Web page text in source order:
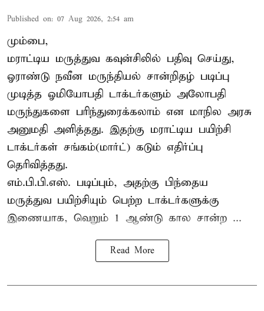
Published on: 07 Aug 2026, 2:54 am
மும்பை,
மராட்டிய மருத்துவ கவுன்சிலில் பதிவு செய்து,
ஓராண்டு நவீன மருந்தியல் சான்றிதழ் படிப்பு
முடித்த ஓமியோபதி டாக்டர்களும் அலோபதி
மருந்துகளை பரிந்துரைக்கலாம் என மாநில அரசு
அனுமதி அளித்தது. இதற்கு மராட்டிய பயிற்சி
டாக்டர்கள் சங்கம்(மார்ட்) கடும் எதிர்ப்பு
தெரிவித்தது.
எம்.பி.பி.எஸ். படிப்பும், அதற்கு பிந்தைய
மருத்துவ பயிற்சியும் பெற்ற டாக்டர்களுக்கு
இணையாக, வெறும் 1 ஆண்டு கால சான்ற ...
Read More